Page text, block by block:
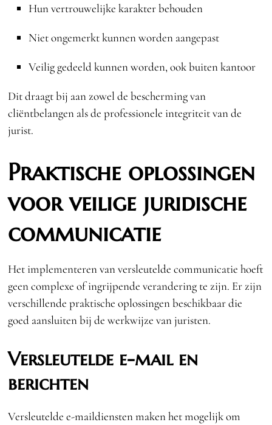
Hun vertrouwelijke karakter behouden
Niet ongemerkt kunnen worden aangepast
Veilig gedeeld kunnen worden, ook buiten kantoor
Dit draagt bij aan zowel de bescherming van
cliëntbelangen als de professionele integriteit van de
jurist.
Praktische oplossingen
voor veilige juridische
communicatie
Het implementeren van versleutelde communicatie hoeft
geen complexe of ingrijpende verandering te zijn. Er zijn
verschillende praktische oplossingen beschikbaar die
goed aansluiten bij de werkwijze van juristen.
Versleutelde e-mail en
berichten
Versleutelde e-maildiensten maken het mogelijk om